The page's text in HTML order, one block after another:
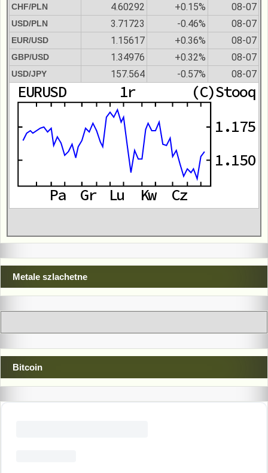
CHF/PLN 4.60292 +0.15% 08-07
USD/PLN 3.71723 -0.46% 08-07
EUR/USD 1.15617 +0.36% 08-07
GBP/USD 1.34976 +0.32% 08-07
USD/JPY 157.564 -0.57% 08-07
Metale szlachetne
Bitcoin